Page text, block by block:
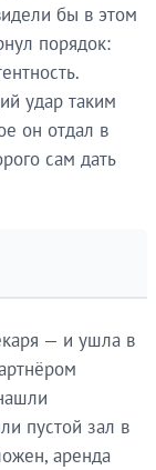
бы в этом
порядок:
удар таким
он отдал в
сам дать
— и ушла в
пустой зал в
аренда